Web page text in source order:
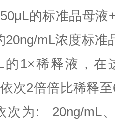
的标准品母液
20ng/mL浓度标准
的1×稀释液，
次2倍倍比稀释
次为:
20ng/mL